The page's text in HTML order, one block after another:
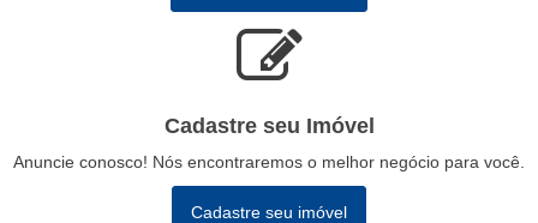
Cadastre seu Imóvel
Anuncie conosco! Nós encontraremos o melhor negócio para você.
Cadastre seu imóvel